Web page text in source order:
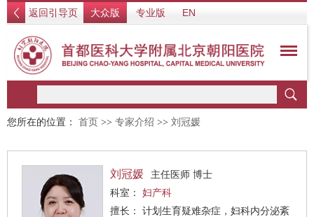
返回引导页 大众版 专业版 EN
您所在的位置： 首页 >> 专家介绍 >> 刘冠媛
刘冠媛
主任医师 博士
科室： 妇产科
擅长： 计划生育疑难杂症，妇科内分泌紊